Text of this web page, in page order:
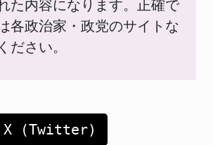
た内容になります。正確で
各政治家・政党のサイトな
ださい。
X (Twitter)